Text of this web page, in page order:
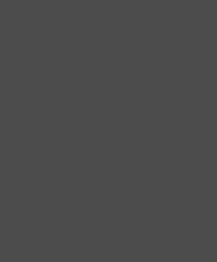
potiskem